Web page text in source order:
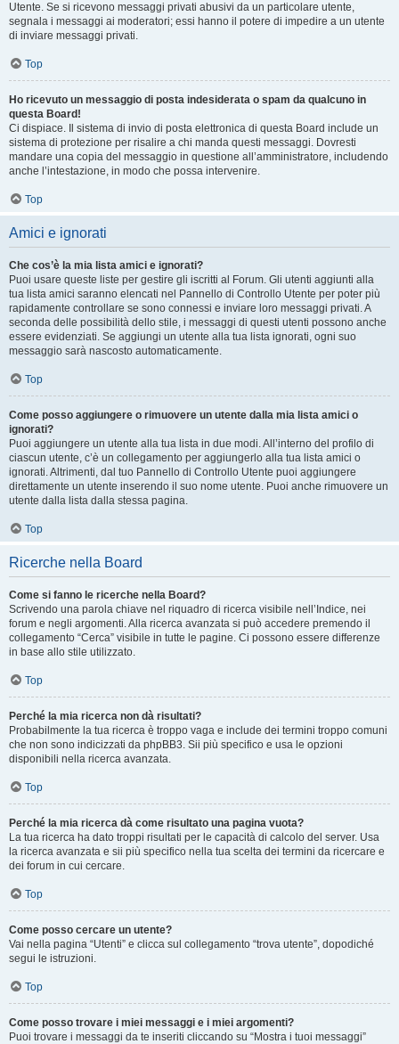
Utente. Se si ricevono messaggi privati ​​abusivi da un particolare utente,
segnala i messaggi ai moderatori; essi hanno il potere di impedire a un utente
di inviare messaggi privati​​.
Top
Ho ricevuto un messaggio di posta indesiderata o spam da qualcuno in
questa Board!
Ci dispiace. Il sistema di invio di posta elettronica di questa Board include un
sistema di protezione per risalire a chi manda questi messaggi. Dovresti
mandare una copia del messaggio in questione all’amministratore, includendo
anche l’intestazione, in modo che possa intervenire.
Top
Amici e ignorati
Che cos’è la mia lista amici e ignorati?
Puoi usare queste liste per gestire gli iscritti al Forum. Gli utenti aggiunti alla
tua lista amici saranno elencati nel Pannello di Controllo Utente per poter più
rapidamente controllare se sono connessi e inviare loro messaggi privati. A
seconda delle possibilità dello stile, i messaggi di questi utenti possono anche
essere evidenziati. Se aggiungi un utente alla tua lista ignorati, ogni suo
messaggio sarà nascosto automaticamente.
Top
Come posso aggiungere o rimuovere un utente dalla mia lista amici o
ignorati?
Puoi aggiungere un utente alla tua lista in due modi. All’interno del profilo di
ciascun utente, c’è un collegamento per aggiungerlo alla tua lista amici o
ignorati. Altrimenti, dal tuo Pannello di Controllo Utente puoi aggiungere
direttamente un utente inserendo il suo nome utente. Puoi anche rimuovere un
utente dalla lista dalla stessa pagina.
Top
Ricerche nella Board
Come si fanno le ricerche nella Board?
Scrivendo una parola chiave nel riquadro di ricerca visibile nell’Indice, nei
forum e negli argomenti. Alla ricerca avanzata si può accedere premendo il
collegamento “Cerca” visibile in tutte le pagine. Ci possono essere differenze
in base allo stile utilizzato.
Top
Perché la mia ricerca non dà risultati?
Probabilmente la tua ricerca è troppo vaga e include dei termini troppo comuni
che non sono indicizzati da phpBB3. Sii più specifico e usa le opzioni
disponibili nella ricerca avanzata.
Top
Perché la mia ricerca dà come risultato una pagina vuota?
La tua ricerca ha dato troppi risultati per le capacità di calcolo del server. Usa
la ricerca avanzata e sii più specifico nella tua scelta dei termini da ricercare e
dei forum in cui cercare.
Top
Come posso cercare un utente?
Vai nella pagina “Utenti” e clicca sul collegamento “trova utente”, dopodiché
segui le istruzioni.
Top
Come posso trovare i miei messaggi e i miei argomenti?
Puoi trovare i messaggi da te inseriti cliccando su “Mostra i tuoi messaggi”